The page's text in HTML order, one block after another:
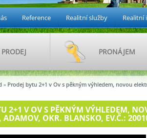
Reference Realitní služby Realitní
PRODEJ PRONÁJEM
» Prodej bytu 2+1 v Ov s pěkným výhledem, novou
2+1 V OV S PĚKNÝM VÝHLEDEM,
ADAMOV, OKR. BLANSKO, EV.Č.: